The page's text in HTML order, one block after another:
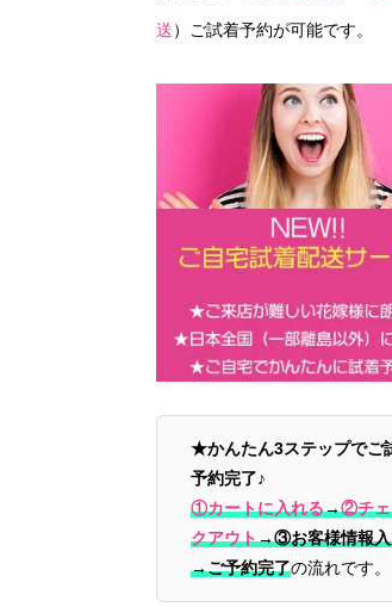
送）ご試着予約が可能です。
★かんたん3ステップでご
予約完了♪
①カートに入れる→②チェ
クアウト→③お客様情報
→ご予約完了の流れです。